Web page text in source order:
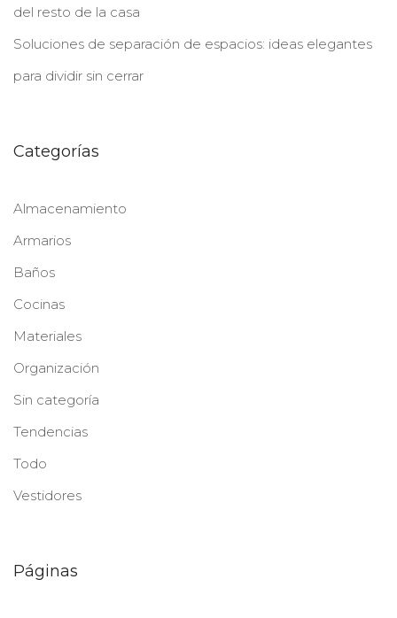
del resto de la casa
Soluciones de separación de espacios: ideas elegantes
para dividir sin cerrar
Categorías
Almacenamiento
Armarios
Baños
Cocinas
Materiales
Organización
Sin categoría
Tendencias
Todo
Vestidores
Páginas